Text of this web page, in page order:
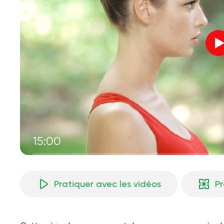
15:00
Pratiquer avec les vidéos